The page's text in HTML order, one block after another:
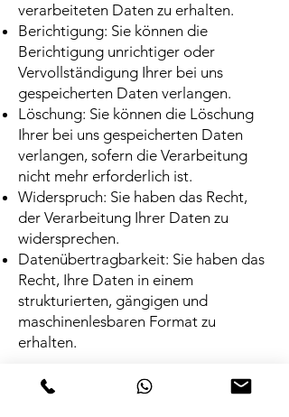
verarbeiteten Daten zu erhalten.
Berichtigung: Sie können die
Berichtigung unrichtiger oder
Vervollständigung Ihrer bei uns
gespeicherten Daten verlangen.
Löschung: Sie können die Löschung
Ihrer bei uns gespeicherten Daten
verlangen, sofern die Verarbeitung
nicht mehr erforderlich ist.
Widerspruch: Sie haben das Recht,
der Verarbeitung Ihrer Daten zu
widersprechen.
Datenübertragbarkeit: Sie haben das
Recht, Ihre Daten in einem
strukturierten, gängigen und
maschinenlesbaren Format zu
erhalten.
Sicherheitsmaßnahmen